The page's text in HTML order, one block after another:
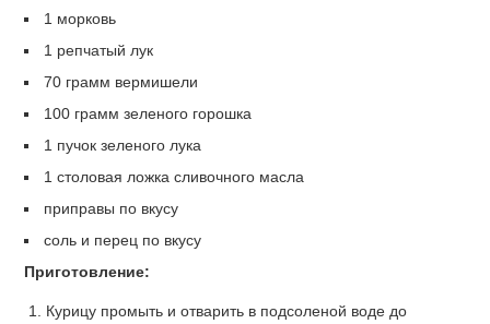
1 морковь
1 репчатый лук
70 грамм вермишели
100 грамм зеленого горошка
1 пучок зеленого лука
1 столовая ложка сливочного масла
приправы по вкусу
соль и перец по вкусу
Приготовление:
Курицу промыть и отварить в подсоленой воде до